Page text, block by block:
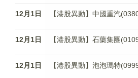
12月1日 【港股異動】中國重汽
12月1日 【港股異動】石藥集團
12月1日 【港股異動】泡泡瑪特